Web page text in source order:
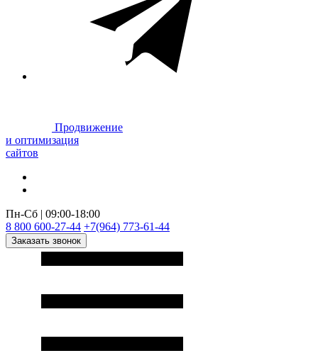
Продвижение
и оптимизация
сайтов
Пн-Сб | 09:00-18:00
8 800 600-27-44 +7(964) 773-61-44
Заказать звонок